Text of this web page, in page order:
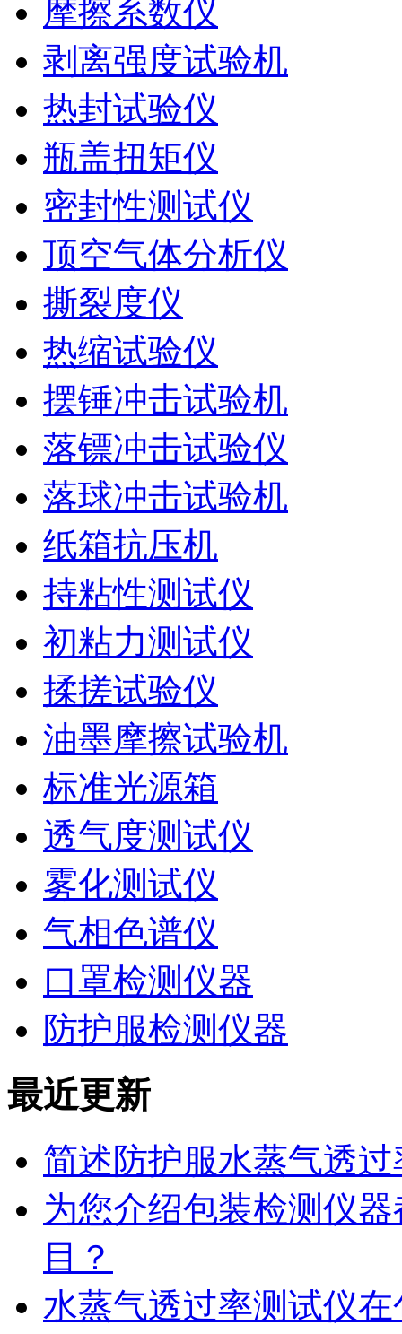
摩擦系数仪
剥离强度试验机
热封试验仪
瓶盖扭矩仪
密封性测试仪
顶空气体分析仪
撕裂度仪
热缩试验仪
摆锤冲击试验机
落镖冲击试验仪
落球冲击试验机
纸箱抗压机
持粘性测试仪
初粘力测试仪
揉搓试验仪
油墨摩擦试验机
标准光源箱
透气度测试仪
雾化测试仪
气相色谱仪
口罩检测仪器
防护服检测仪器
最近更新
简述防护服水蒸气透
为您介绍包装检测仪
目？
水蒸气透过率测试仪